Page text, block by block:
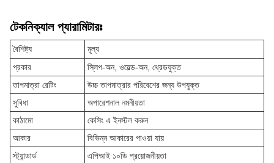
টেকনিক্যাল প্যারামিটারঃ
বৈশিষ্ট্য
মূল্য
প্রকার
স্লিপ-অন, ওয়েল্ড-অন, থ্রেডযুক্ত
তাপমাত্রা রেটিং
উচ্চ তাপমাত্রার পরিবেশের জন্য উপযুক্ত
সুবিধা
অপারেশনাল নমনীয়তা
কাঠামো
কেসিং এ ইনস্টল করুন
আকার
বিভিন্ন আকারের পাওয়া যায়
স্ট্যান্ডার্ড
এপিআই ১০ডি প্রয়োজনীয়তা